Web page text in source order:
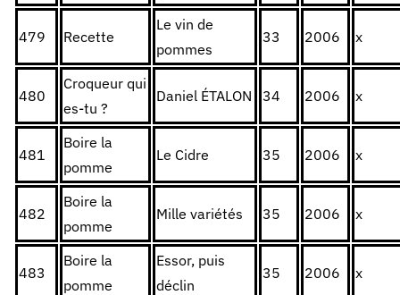
479 Recette
Le vin de
pommes
33 2006 x
480
Croqueur qui
es-tu ?
Daniel ÉTALON 34 2006 x
481
Boire la
pomme
Le Cidre 35 2006 x
482
Boire la
pomme
Mille variétés 35 2006 x
483
Boire la
pomme
Essor, puis
déclin
35 2006 x